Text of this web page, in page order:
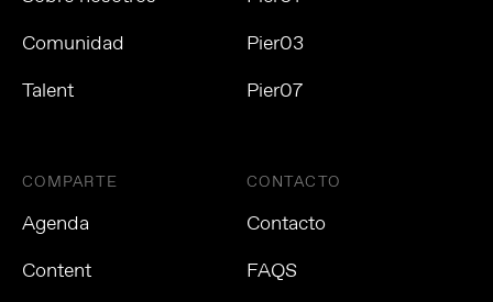
Comunidad
Talent
Pier03
Pier07
COMPARTE
Agenda
Content
CONTACTO
Contacto
FAQS